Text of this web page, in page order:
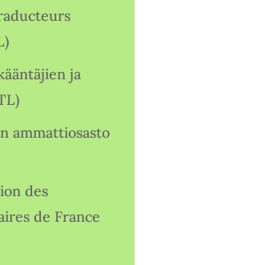
ja
ammattiosasto
des
de France